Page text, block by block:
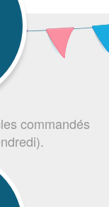
commandés